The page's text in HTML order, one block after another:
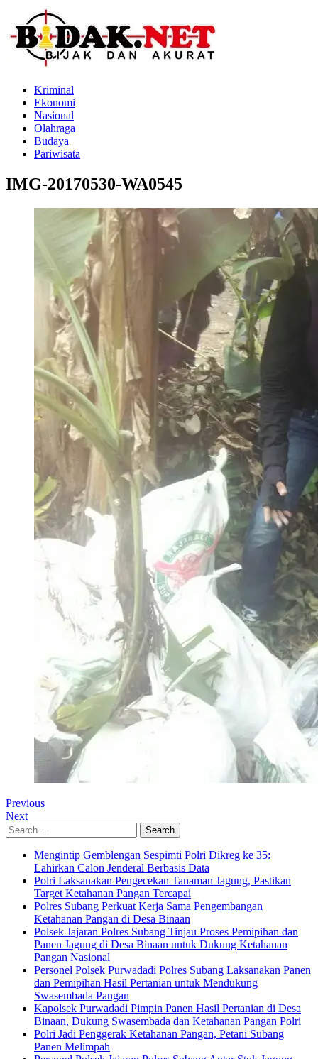
Kriminal
Ekonomi
Nasional
Olahraga
Budaya
Pariwisata
IMG-20170530-WA0545
Previous
Next
Search
for:
Mengintip Gemblengan Sespimti Polri Dikreg ke 35:
Lahirkan Calon Jenderal Berbasis Data
Polri Laksanakan Pengecekan Tanaman Jagung, Pastikan
Target Ketahanan Pangan Tercapai
Polres Subang Perkuat Kerja Sama Pengembangan
Ketahanan Pangan di Desa Binaan
Polsek Jajaran Polres Subang Tinjau Proses Pemipihan dan
Panen Jagung di Desa Binaan untuk Dukung Ketahanan
Pangan Nasional
Personel Polsek Purwadadi Polres Subang Laksanakan Panen
dan Pemipihan Hasil Pertanian untuk Mendukung
Swasembada Pangan
Kapolsek Purwadadi Pimpin Panen Hasil Pertanian di Desa
Binaan, Dukung Swasembada dan Ketahanan Pangan Polri
Polri Jadi Penggerak Ketahanan Pangan, Petani Subang
Panen Melimpah